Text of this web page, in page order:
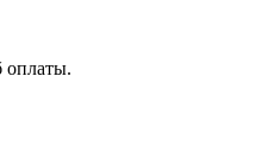
оплаты.